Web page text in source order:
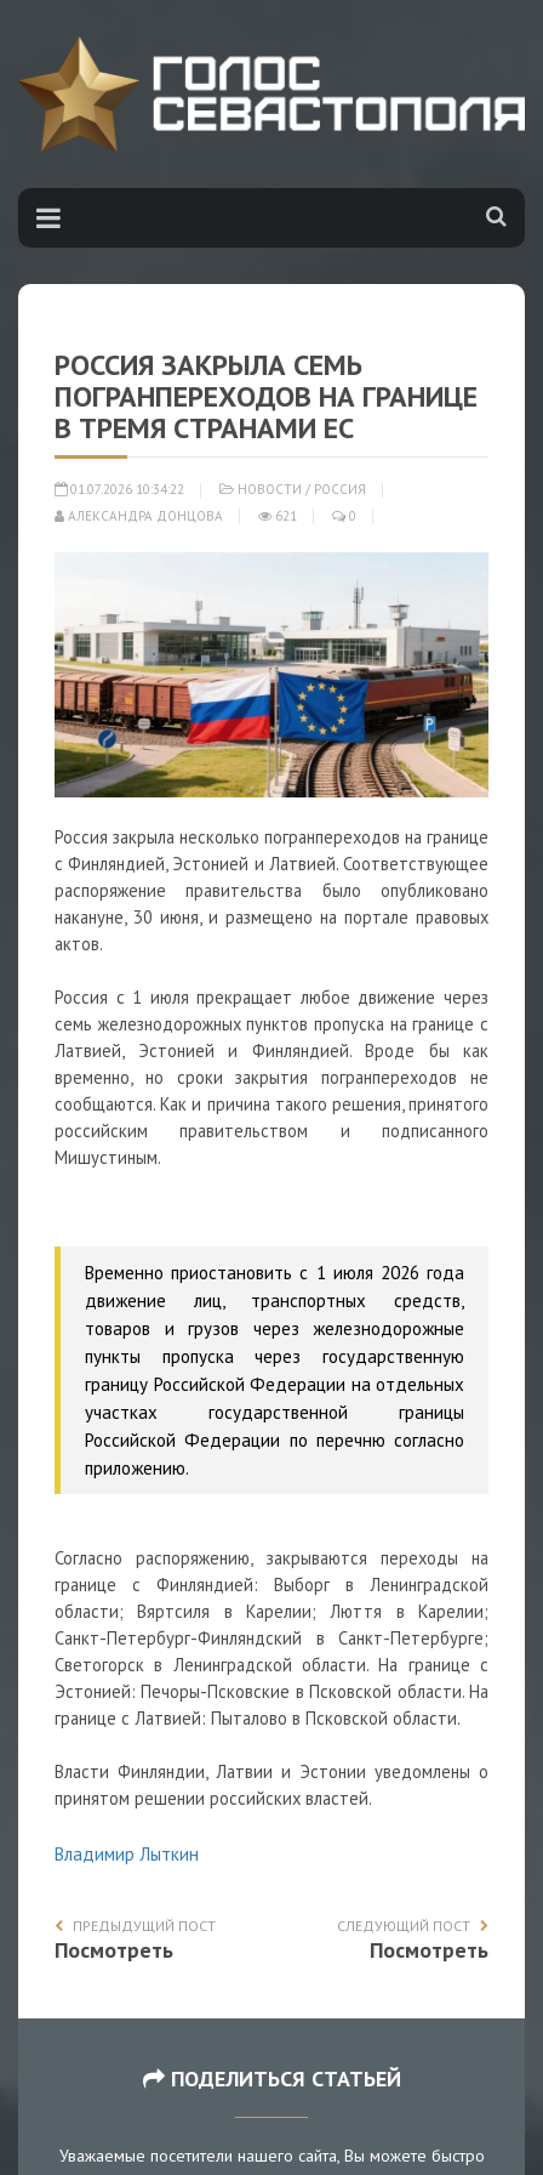
РОССИЯ ЗАКРЫЛА СЕМЬ
ПОГРАНПЕРЕХОДОВ НА ГРАНИЦЕ
В ТРЕМЯ СТРАНАМИ ЕС
01.07.2026 10:34:22 НОВОСТИ / РОССИЯ
АЛЕКСАНДРА ДОНЦОВА
621 0
Россия закрыла несколько погранпереходов на границе
с Финляндией, Эстонией и Латвией. Соответствующее
распоряжение правительства было опубликовано
накануне, 30 июня, и размещено на портале правовых
актов.
Россия с 1 июля прекращает любое движение через
семь железнодорожных пунктов пропуска на границе с
Латвией, Эстонией и Финляндией. Вроде бы как
временно, но сроки закрытия погранпереходов не
сообщаются. Как и причина такого решения, принятого
российским правительством и подписанного
Мишустиным.
Временно приостановить с 1 июля 2026 года
движение лиц, транспортных средств,
товаров и грузов через железнодорожные
пункты пропуска через государственную
границу Российской Федерации на отдельных
участках государственной границы
Российской Федерации по перечню согласно
приложению.
Согласно распоряжению, закрываются переходы на
границе с Финляндией: Выборг в Ленинградской
области; Вяртсиля в Карелии; Люття в Карелии;
Санкт-Петербург-Финляндский в Санкт-Петербурге;
Светогорск в Ленинградской области. На границе с
Эстонией: Печоры-Псковские в Псковской области. На
границе с Латвией: Пыталово в Псковской области.
Власти Финляндии, Латвии и Эстонии уведомлены о
принятом решении российских властей.
Владимир Лыткин
ПРЕДЫДУЩИЙ ПОСТ
Посмотреть
СЛЕДУЮЩИЙ ПОСТ
Посмотреть
ПОДЕЛИТЬСЯ СТАТЬЕЙ
Уважаемые посетители нашего сайта, Вы можете быстро